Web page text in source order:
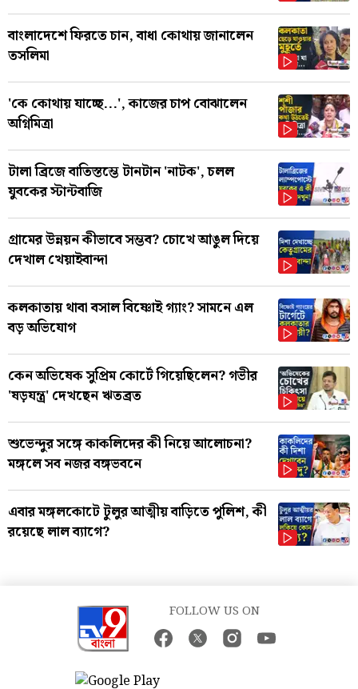
বাংলাদেশে ফিরতে চান, বাধা কোথায় জানালেন
তসলিমা
'কে কোথায় যাচ্ছে...', কাজের চাপ বোঝালেন
অগ্নিমিত্রা
টালা ব্রিজে বাতিস্তম্ভে টানটান 'নাটক', চলল
যুবকের স্টান্টবাজি
গ্রামের উন্নয়ন কীভাবে সম্ভব? চোখে আঙুল দিয়ে
দেখাল খেয়াইবান্দা
কলকাতায় থাবা বসাল বিষ্ণোই গ্যাং? সামনে এল
বড় অভিযোগ
কেন অভিষেক সুপ্রিম কোর্টে গিয়েছিলেন? গভীর
'ষড়যন্ত্র' দেখছেন ঋতব্রত
শুভেন্দুর সঙ্গে কাকলিদের কী নিয়ে আলোচনা?
মঙ্গলে সব নজর বঙ্গভবনে
এবার মঙ্গলকোটে টুলুর আত্মীয় বাড়িতে পুলিশ, কী
রয়েছে লাল ব্যাগে?
FOLLOW US ON